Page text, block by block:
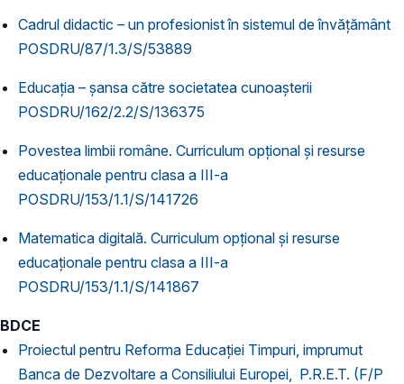
Cadrul didactic – un profesionist în sistemul de învăţământ
POSDRU/87/1.3/S/53889
Educația – șansa către societatea cunoașterii
POSDRU/162/2.2/S/136375
Povestea limbii române. Curriculum opțional și resurse
educaționale pentru clasa a III-a
POSDRU/153/1.1/S/141726
Matematica digitală. Curriculum opțional și resurse
educaționale pentru clasa a III-a
POSDRU/153/1.1/S/141867
BDCE
Proiectul pentru Reforma Educaţiei Timpuri, imprumut
Banca de Dezvoltare a Consiliului Europei, P.R.E.T. (F/P